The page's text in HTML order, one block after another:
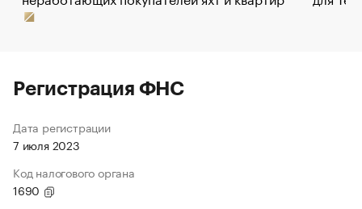
Регистрация ФНС
Дата регистрации
7 июля 2023
Код налогового органа
1690